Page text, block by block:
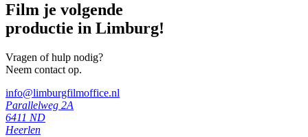
Film je volgende
productie in Limburg!
Vragen of hulp nodig?
Neem contact op.
info@limburgfilmoffice.nl
Parallelweg 2A
6411 ND
Heerlen